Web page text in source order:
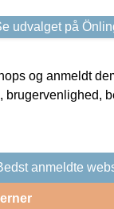
udvalget på
og anmeldt
anmeldte